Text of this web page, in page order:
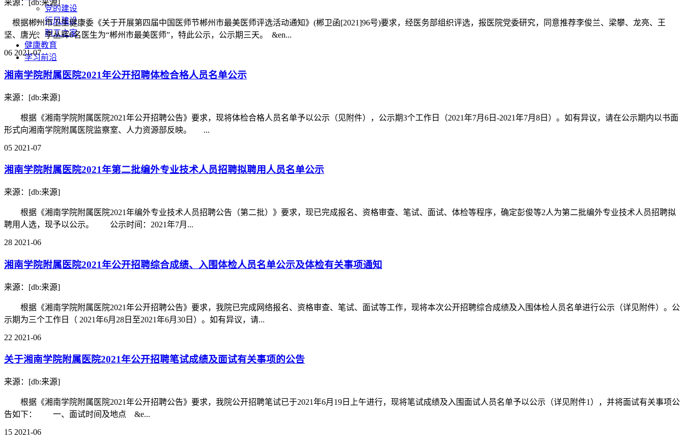
党的建设
行风建设
职工之家
健康教育
学习前沿
来源：[db:来源]
根据郴州市卫生健康委《关于开展第四届中国医师节郴州市最美医师评选活动通知》(郴卫函[2021]96号)要求，经医务部组织评选，报医院党委研究，同意推荐李俊兰、梁攀、龙亮、王
坚、唐光、李丛辉6名医生为“郴州市最美医师”，特此公示，公示期三天。 &en...
06 2021-07
湘南学院附属医院2021年公开招聘体检合格人员名单公示
来源：[db:来源]
根据《湘南学院附属医院2021年公开招聘公告》要求，现将体检合格人员名单予以公示（见附件），公示期3个工作日（2021年7月6日-2021年7月8日）。如有异议，请在公示期内以书面
形式向湘南学院附属医院监察室、人力资源部反映。 ...
05 2021-07
湘南学院附属医院2021年第二批编外专业技术人员招聘拟聘用人员名单公示
来源：[db:来源]
根据《湘南学院附属医院2021年编外专业技术人员招聘公告（第二批）》要求，现已完成报名、资格审查、笔试、面试、体检等程序，确定彭俊等2人为第二批编外专业技术人员招聘拟
聘用人选，现予以公示。 公示时间：2021年7月...
28 2021-06
湘南学院附属医院2021年公开招聘综合成绩、入围体检人员名单公示及体检有关事项通知
来源：[db:来源]
根据《湘南学院附属医院2021年公开招聘公告》要求，我院已完成网络报名、资格审查、笔试、面试等工作，现将本次公开招聘综合成绩及入围体检人员名单进行公示（详见附件）。公
示期为三个工作日（ 2021年6月28日至2021年6月30日）。如有异议，请...
22 2021-06
关于湘南学院附属医院2021年公开招聘笔试成绩及面试有关事项的公告
来源：[db:来源]
根据《湘南学院附属医院2021年公开招聘公告》要求，我院公开招聘笔试已于2021年6月19日上午进行，现将笔试成绩及入围面试人员名单予以公示（详见附件1），并将面试有关事项公
告如下： 一、面试时间及地点 &e...
15 2021-06